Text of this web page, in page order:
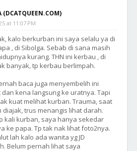
(DCATQUEEN.COM)
at 11:07 PM
kalo berkurban ini saya selalu ya di
, di Sibolga. Sebab di sana masih
kurang. THN ini kerbau , di
banyak, tp kerbau berlimpah.
baca juga menyembelih ini
kena langsung ke uratnya. Tapi
kuat melihat kurban. Trauma, saat
diajak, trus menangis lihat darah.
kali kurban, saya hanya sekedar
ke papa. Tp tak nak lihat foto2nya.
lah kalo ada wanita yg JD
Belum pernah lihat saya